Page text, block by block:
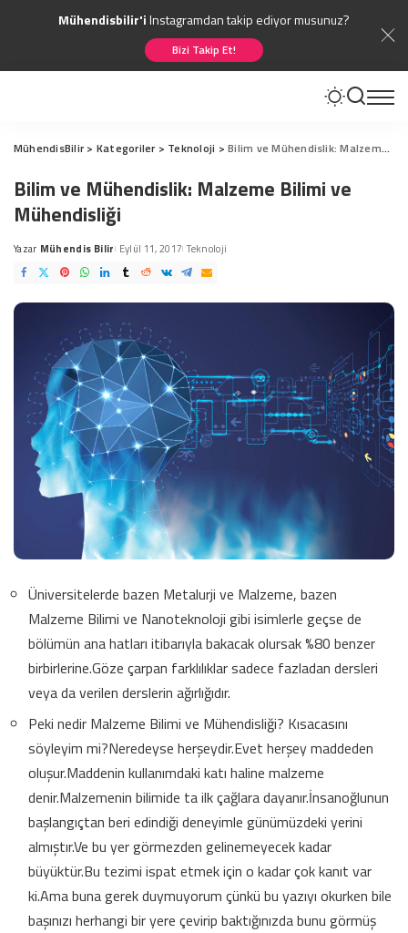
Mühendisbilir'iInstagramdan takip ediyor musunuz?
Bizi Takip Et!
MühendisBilir > Kategoriler > Teknoloji >Bilim ve Mühendislik: Malzeme Bilimi ve Mühendisliği
Bilim ve Mühendislik: Malzeme Bilimi ve
Mühendisliği
Posted
by
Yazar Mühendis Bilir Eylül 11, 2017 Teknoloji
Üniversitelerde bazen Metalurji ve Malzeme, bazen
Malzeme Bilimi ve Nanoteknoloji gibi isimlerle geçse de
bölümün ana hatları itibarıyla bakacak olursak %80 benzer
birbirlerine.Göze çarpan farklılıklar sadece fazladan dersleri
veya da verilen derslerin ağırlığıdır.
Peki nedir Malzeme Bilimi ve Mühendisliği? Kısacasını
söyleyim mi?Neredeyse herşeydir.Evet herşey maddeden
oluşur.Maddenin kullanımdaki katı haline malzeme
denir.Malzemenin bilimide ta ilk çağlara dayanır.İnsanoğlunun
başlangıçtan beri edindiği deneyimle günümüzdeki yerini
almıştır.Ve bu yer görmezden gelinemeyecek kadar
büyüktür.Bu tezimi ispat etmek için o kadar çok kanıt var
ki.Ama buna gerek duymuyorum çünkü bu yazıyı okurken bile
başınızı herhangi bir yere çevirip baktığınızda bunu görmüş